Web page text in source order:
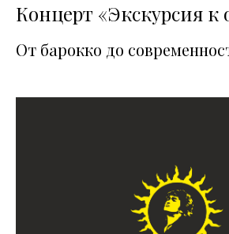
Концерт «Экскурсия к
От барокко до